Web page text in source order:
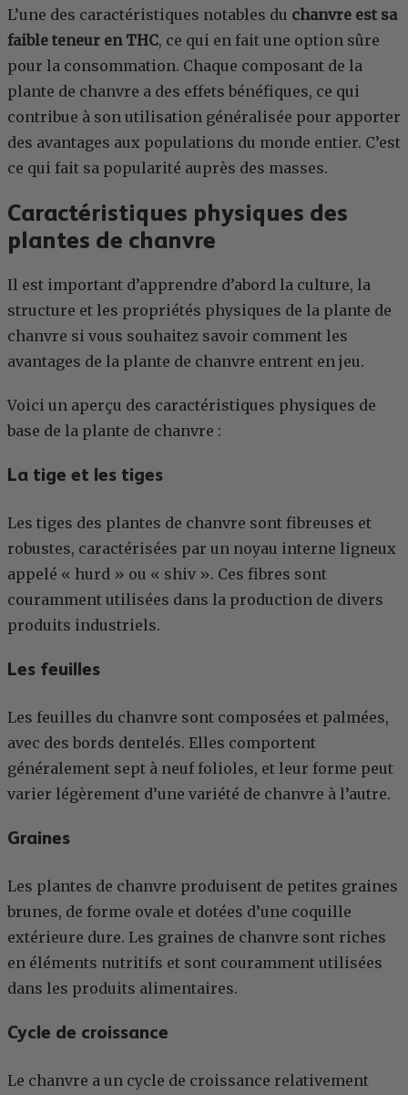
L’une des caractéristiques notables du chanvre est sa
faible teneur en THC, ce qui en fait une option sûre
pour la consommation. Chaque composant de la
plante de chanvre a des effets bénéfiques, ce qui
contribue à son utilisation généralisée pour apporter
des avantages aux populations du monde entier. C’est
ce qui fait sa popularité auprès des masses.
Caractéristiques physiques des
plantes de chanvre
Il est important d’apprendre d’abord la culture, la
structure et les propriétés physiques de la plante de
chanvre si vous souhaitez savoir comment les
avantages de la plante de chanvre entrent en jeu.
Voici un aperçu des caractéristiques physiques de
base de la plante de chanvre :
La tige et les tiges
Les tiges des plantes de chanvre sont fibreuses et
robustes, caractérisées par un noyau interne ligneux
appelé « hurd » ou « shiv ». Ces fibres sont
couramment utilisées dans la production de divers
produits industriels.
Les feuilles
Les feuilles du chanvre sont composées et palmées,
avec des bords dentelés. Elles comportent
généralement sept à neuf folioles, et leur forme peut
varier légèrement d’une variété de chanvre à l’autre.
Graines
Les plantes de chanvre produisent de petites graines
brunes, de forme ovale et dotées d’une coquille
extérieure dure. Les graines de chanvre sont riches
en éléments nutritifs et sont couramment utilisées
dans les produits alimentaires.
Cycle de croissance
Le chanvre a un cycle de croissance relativement